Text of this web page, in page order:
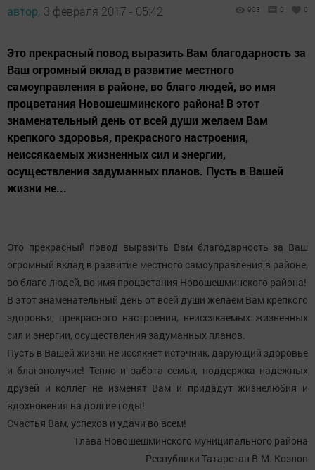
автор, 3 февраля 2017 - 05:42 903 0 0
Это прекрасный повод выразить Вам благодарность за
Ваш огромный вклад в развитие местного
самоуправления в районе, во благо людей, во имя
процветания Новошешминского района! В этот
знаменательный день от всей души желаем Вам
крепкого здоровья, прекрасного настроения,
неиссякаемых жизненных сил и энергии,
осуществления задуманных планов. Пусть в Вашей
жизни не...
Это прекрасный повод выразить Вам благодарность за Ваш
огромный вклад в развитие местного самоуправления в районе,
во благо людей, во имя процветания Новошешминского района!
В этот знаменательный день от всей души желаем Вам крепкого
здоровья, прекрасного настроения, неиссякаемых жизненных
сил и энергии, осуществления задуманных планов.
Пусть в Вашей жизни не иссякнет источник, дарующий здоровье
и благополучие! Тепло и забота семьи, поддержка надежных
друзей и коллег не изменят Вам и придадут жизнелюбия и
вдохновения на долгие годы!
Счастья Вам, успехов и удачи во всем!
Глава Новошешминского муниципального района
Республики Татарстан В.М. Козлов